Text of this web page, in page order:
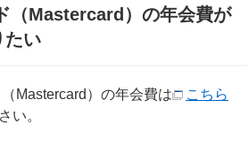
（Mastercard）の年会費が
たい
Mastercard）の年会費は
こちら
い。